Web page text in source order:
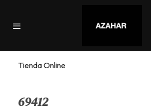
Tienda Online
69412